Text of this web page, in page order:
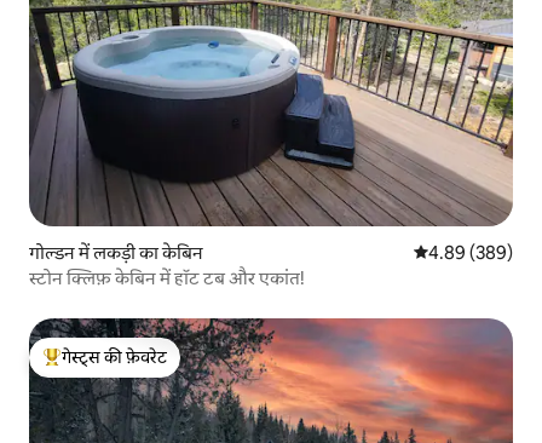
गोल्डन में लकड़ी का केबिन औसत रेटिंग 5 में से
4.89 (389)
स्टोन क्लिफ़ केबिन में हॉट टब और एकांत!
गेस्ट्स का टॉप फ़ेवरेट
गेस्ट्स की फ़ेवरेट